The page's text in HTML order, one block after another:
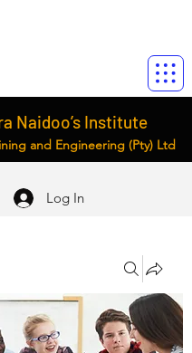
Naidoo’s Institute
and Engineering (Pty) Ltd
Log In